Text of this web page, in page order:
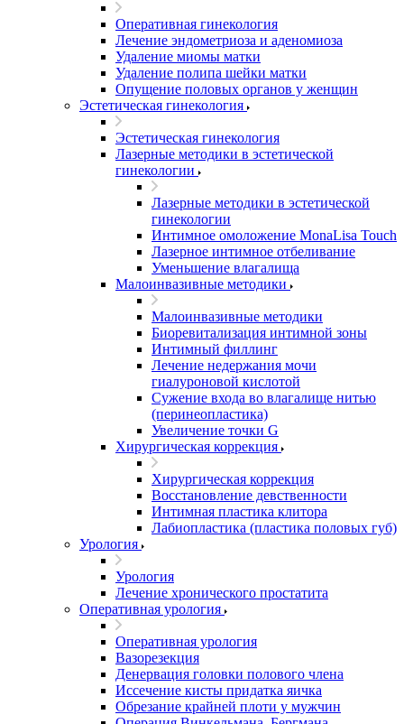
Оперативная гинекология
Лечение эндометриоза и аденомиоза
Удаление миомы матки
Удаление полипа шейки матки
Опущение половых органов у женщин
Эстетическая гинекология
Эстетическая гинекология
Лазерные методики в эстетической
гинекологии
Лазерные методики в эстетической
гинекологии
Интимное омоложение MonaLisa Touch
Лазерное интимное отбеливание
Уменьшение влагалища
Малоинвазивные методики
Малоинвазивные методики
Биоревитализация интимной зоны
Интимный филлинг
Лечение недержания мочи
гиалуроновой кислотой
Сужение входа во влагалище нитью
(перинеопластика)
Увеличение точки G
Хирургическая коррекция
Хирургическая коррекция
Восстановление девственности
Интимная пластика клитора
Лабиопластика (пластика половых губ)
Урология
Урология
Лечение хронического простатита
Оперативная урология
Оперативная урология
Вазорезекция
Денервация головки полового члена
Иссечение кисты придатка яичка
Обрезание крайней плоти у мужчин